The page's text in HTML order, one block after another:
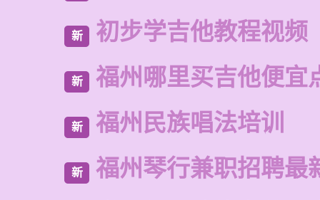
新 初步学吉他教程视频
新 福州哪里买吉他便宜
新 福州民族唱法培训
新 福州琴行兼职招聘最